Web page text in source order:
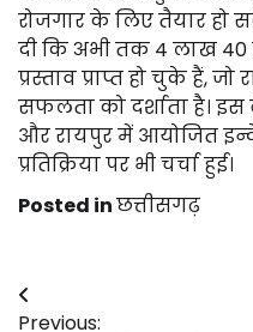
रोजगार के लिए तैयार हो
दी कि अभी तक 4 लाख
प्रस्ताव प्राप्त हो चुके हैं,
सफलता को दर्शाता है।
और रायपुर में आयोजित
प्रतिक्रिया पर भी चर्चा हुई।
Posted inछत्तीसगढ़
Post
Previous: